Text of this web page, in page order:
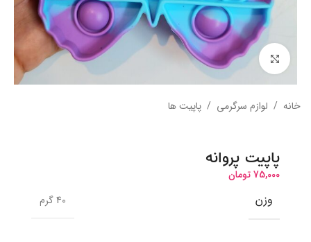
بزرگنمایی تصویر
خانه / لوازم سرگرمی / پاپیت ها
پاپیت پروانه
75,000تومان
وزن 40 گرم